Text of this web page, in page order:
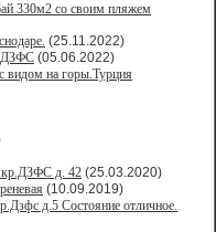
330м2 со своим пляжем
(25.11.2022)
ДЗФС (05.06.2022)
видом на горы.Турция
д. 42 (25.03.2020)
(10.09.2019)
д.5 Состояние отличное.